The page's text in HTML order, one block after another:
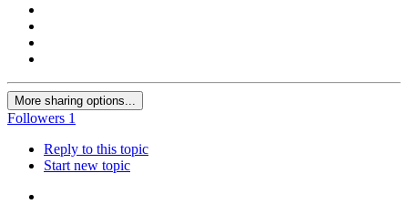
More sharing options...
Followers 1
Reply to this topic
Start new topic